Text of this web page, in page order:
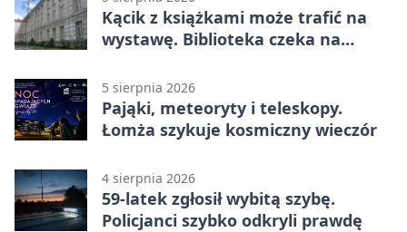
Kącik z książkami może trafić na
wystawę. Biblioteka czeka na
5 sierpnia 2026
Pająki, meteoryty i teleskopy.
Łomża szykuje kosmiczny wieczór
4 sierpnia 2026
59-latek zgłosił wybitą szybę.
Policjanci szybko odkryli prawdę